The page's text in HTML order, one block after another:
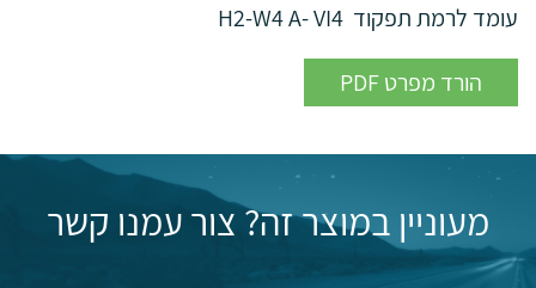
עומד לרמת תפקוד H2-W4 A- VI4
PDF הורד מפרט
מעוניין במוצר זה? צור עמנו קשר